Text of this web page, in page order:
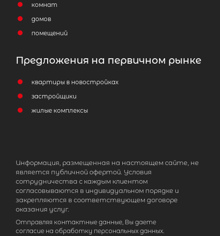
посёлок Солнечное, улица
8 300 000 ₽ продажа
Парнас
Количество соток
комнат
домов
помещений
Предложения на первичном рынке
квартиры в новостройках
застройщики
жилые комплексы
Информация, размещенная на настоящем сайте, не
является публичной офертой. Условия
сотрудничества с каждым клиентом
согласовываются в индивидуальном порядке и
закрепляются в соответствующем договоре
оказания услуг.
Отправляя контактные данные, Вы даете
согласие на обработку персональных данных.